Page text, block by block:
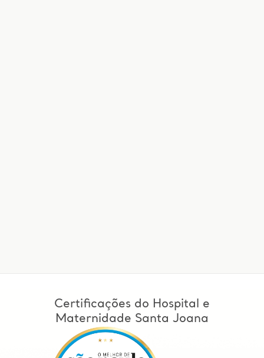
Certificações do Hospital e
Maternidade Santa Joana